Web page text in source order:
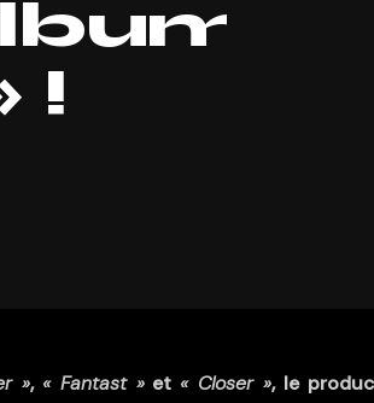
!
», « Fantast »et « Closer », le